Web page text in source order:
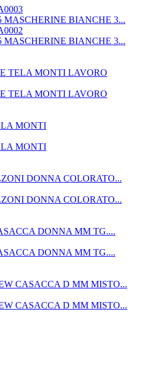
MASCHERINE BIANCHE 3...
MASCHERINE BIANCHE 3...
TELA MONTI LAVORO
TELA MONTI LAVORO
MONTI
MONTI
DONNA COLORATO...
DONNA COLORATO...
DONNA MM TG....
DONNA MM TG....
CASACCA D MM MISTO...
CASACCA D MM MISTO...